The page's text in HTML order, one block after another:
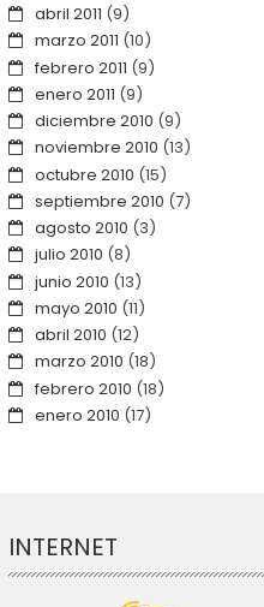
abril 2011 (9)
marzo 2011 (10)
febrero 2011 (9)
enero 2011 (9)
diciembre 2010 (9)
noviembre 2010 (13)
octubre 2010 (15)
septiembre 2010 (7)
agosto 2010 (3)
julio 2010 (8)
junio 2010 (13)
mayo 2010 (11)
abril 2010 (12)
marzo 2010 (18)
febrero 2010 (18)
enero 2010 (17)
INTERNET